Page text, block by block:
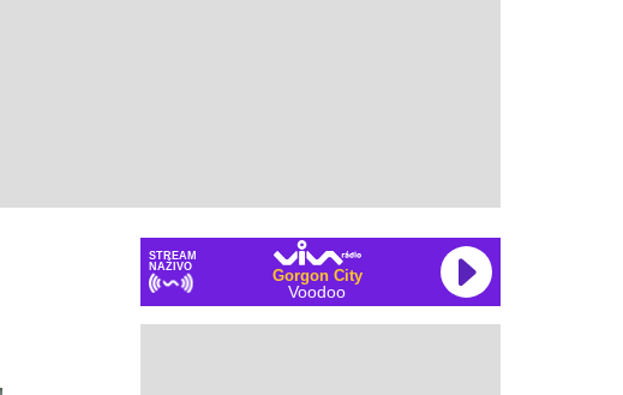
STREAM
NAŽIVO
Gorgon City
Voodoo